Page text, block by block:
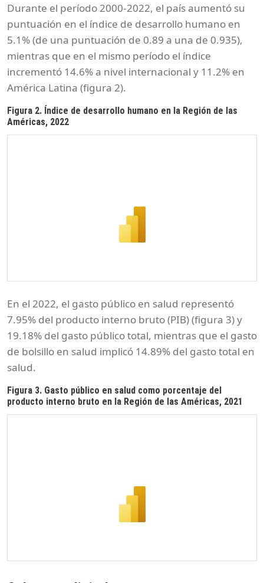
Durante el período 2000-2022, el país aumentó su
puntuación en el índice de desarrollo humano en
5.1% (de una puntuación de 0.89 a una de 0.935),
mientras que en el mismo período el índice
incrementó 14.6% a nivel internacional y 11.2% en
América Latina (figura 2).
Figura 2. Índice de desarrollo humano en la Región de las
Américas, 2022
En el 2022, el gasto público en salud representó
7.95% del producto interno bruto (PIB) (figura 3) y
19.18% del gasto público total, mientras que el gasto
de bolsillo en salud implicó 14.89% del gasto total en
salud.
Figura 3. Gasto público en salud como porcentaje del
producto interno bruto en la Región de las Américas, 2021